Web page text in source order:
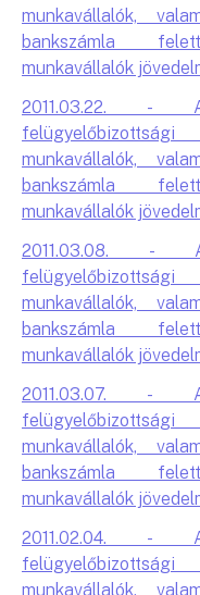
munkavállalók,
bankszámla
munkavállalók
2011.03.22. -
munkavállalók,
bankszámla
munkavállalók
2011.03.08. -
munkavállalók,
bankszámla
munkavállalók
2011.03.07. -
munkavállalók,
bankszámla
munkavállalók
2011.02.04. -
munkavállalók,